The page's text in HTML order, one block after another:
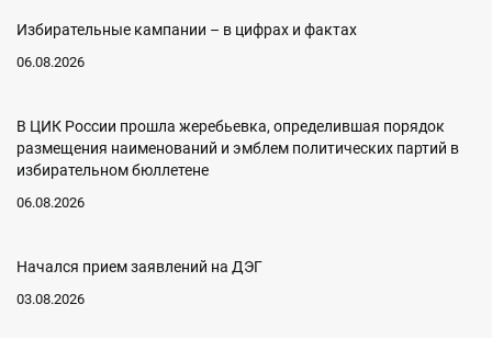
Избирательные кампании – в цифрах и фактах
06.08.2026
В ЦИК России прошла жеребьевка, определившая порядок
размещения наименований и эмблем политических партий в
избирательном бюллетене
06.08.2026
Начался прием заявлений на ДЭГ
03.08.2026